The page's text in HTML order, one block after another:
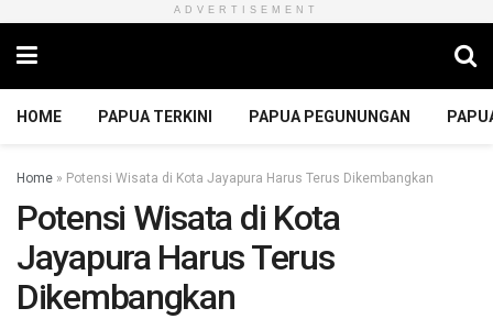
ADVERTISEMENT
HOME PAPUA TERKINI PAPUA PEGUNUNGAN
Home » Potensi Wisata di Kota Jayapura Harus Terus Dikembangkan
Potensi Wisata di Kota
Jayapura Harus Terus
Dikembangkan